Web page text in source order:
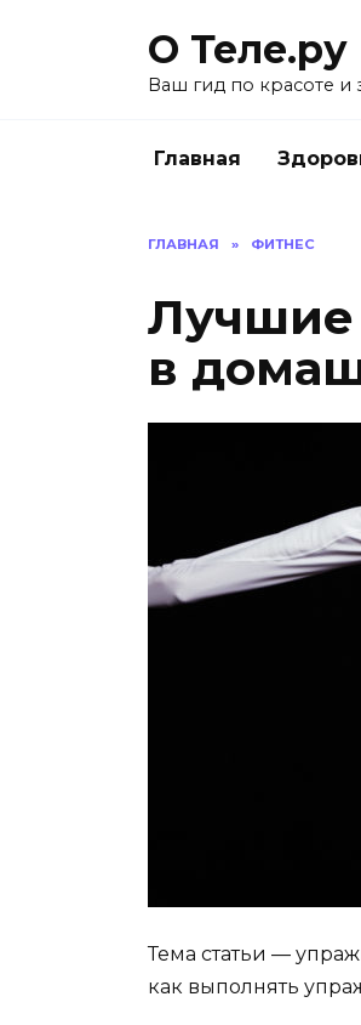
О Теле.ру
Ваш гид по красоте и
Главная
ГЛАВНАЯ » ФИТНЕС
Лучшие
в
Тема статьи —
как выполнять